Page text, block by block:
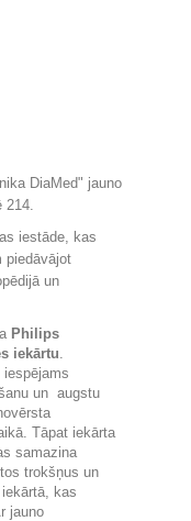
DiaMed" jauno
214.
iestāde, kas
piedāvājot
un
Philips
iekārtu.
un augstu
Tāpat iekārta
samazina
trokšņus un
kas
jauno